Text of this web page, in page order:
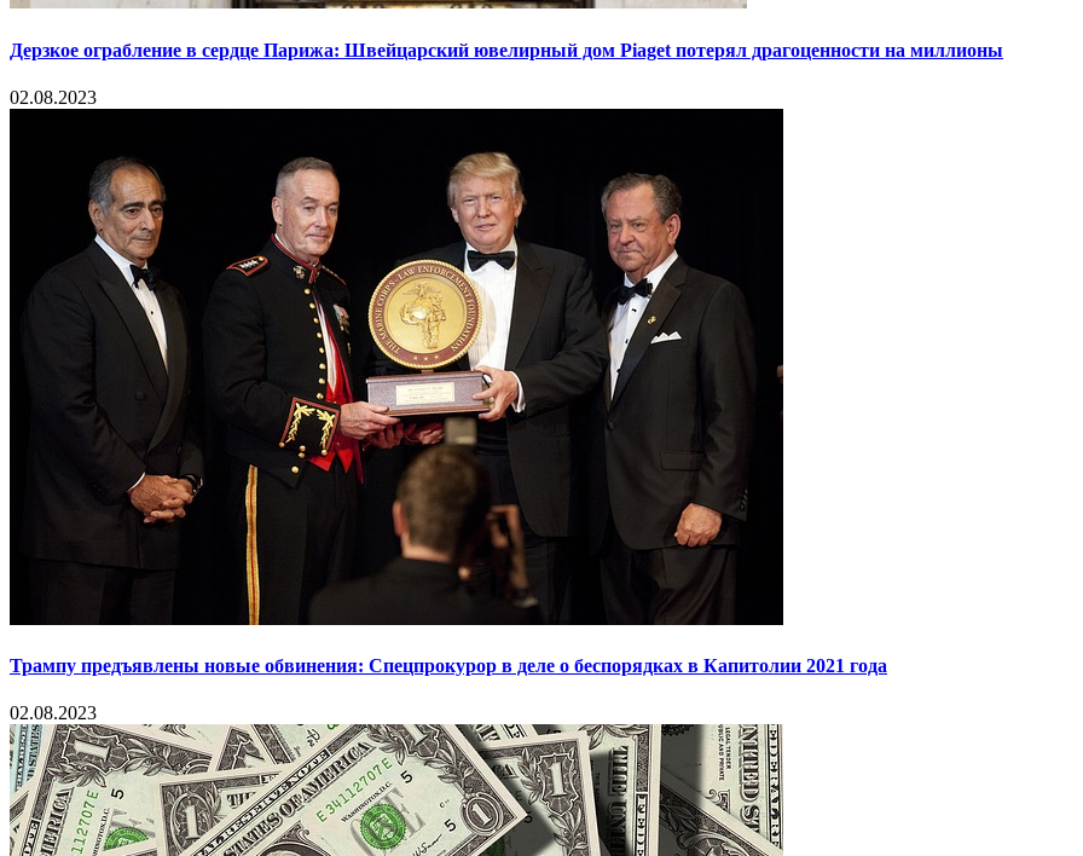
Дерзкое ограбление в сердце Парижа: Швейцарский ювелирный дом Piaget потерял драгоценности на миллионы
02.08.2023
Трампу предъявлены новые обвинения: Спецпрокурор в деле о беспорядках в Капитолии 2021 года
02.08.2023